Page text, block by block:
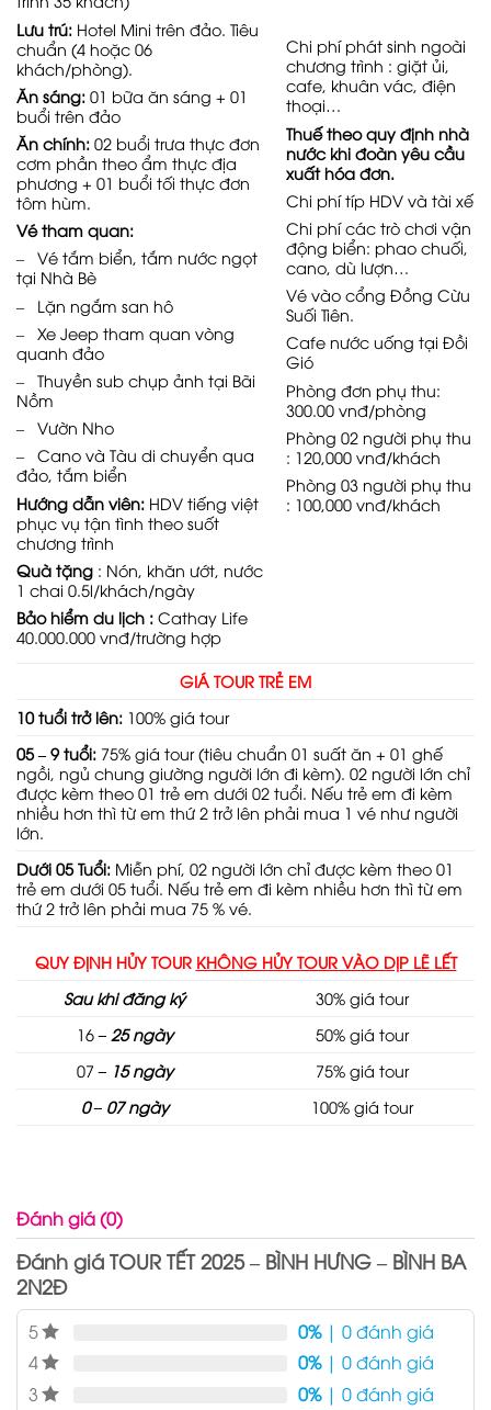
L ưu trú: Hotel Mini trên đảo. Tiêu
chuẩn (4 hoặc 06
khách/phòng).
Ăn sáng: 01 bữa ăn sáng + 01
buổi trên đảo
Ăn chính: 02 buổi trưa thực đơn
cơm phần theo ẩm thực địa
phương + 01 buổi tối thực đơn ½
tôm hùm.
Vé tham quan:
– Vé tắm biển, tắm nước ngọt
tại Nhà Bè
– Lặn ngắm san hô
– Xe Jeep tham quan vòng
quanh đảo
– Thuyền sub chụp ảnh tại Bãi
Nồm
– Vườn Nho
– Cano và Tàu di chuyển qua
đảo, tắm biển
Hướng dẫn viên: HDV tiếng việt
phục vụ tận tình theo suốt
chương trình
Quà tặng : Nón, khăn ướt, nước
1 chai 0.5l/khách/ngày
Bảo hiểm du lịch : Cathay Life
40.000.000 vnđ/trường hợp
Chi phí phát sinh ngoài
chương trình : giặt ủi,
cafe, khuân vác, điện
thoại…
Thuế theo quy định nhà
nước khi đoàn yêu cầu
xuất hóa đơn.
Chi phí típ HDV và tài xế
Chi phí các trò chơi vận
động biển: phao chuối,
cano, dù lượn…
Vé vào cổng Đồng Cừu
Suối Tiên.
Cafe nước uống tại Đồi
Gió
Phòng đơn phụ thu:
300.00 vnđ/phòng
Phòng 02 người phụ thu
: 120,000 vnđ/khách
Phòng 03 người phụ thu
: 100,000 vnđ/khách
GIÁ TOUR TRẺ EM
10 tuổi trởlên: 100% giá tour
05 – 9 tuổi: 75% giá tour (tiêu chuẩn 01 suất ăn + 01 ghế
ngồi, ngủ chung giường người lớn đi kèm). 02 người lớn chỉ
được kèm theo 01 trẻ em dưới 02 tuổi. Nếu trẻ em đi kèm
nhiều hơn thì từ em thứ 2 trở lên phải mua 1 vé như người
lớn.
Dưới 05 Tuổi: Miễn phí, 02 người lớn chỉ được kèm theo 01
trẻ em dưới 05 tuổi. Nếu trẻ em đi kèm nhiều hơn thì từ em
thứ 2 trở lên phải mua 75 % vé.
QUY ĐỊNH HỦY TOUR KHÔNG HỦY TOUR VÀO DỊP LẼ LẾT
Sau khi đăng ký
30% giá tour
16– 25 ngày
50% giá tour
07 – 15 ngày
75% giá tour
0 – 07 ngày
100% giá tour
Đánh giá (0)
Đánh giá TOUR TẾT 2025 – BÌNH HƯNG – BÌNH BA
2N2Đ
5 0%| 0 đánh giá
4
0%| 0 đánh giá
3
0%| 0 đánh giá